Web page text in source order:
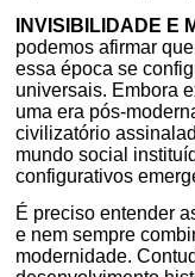
INVISIBILIDADE E
podemos afirmar
essa época se
universais. Embora
uma era pós-
civilizatório
mundo social
configurativos
É preciso entender
e nem sempre
modernidade.